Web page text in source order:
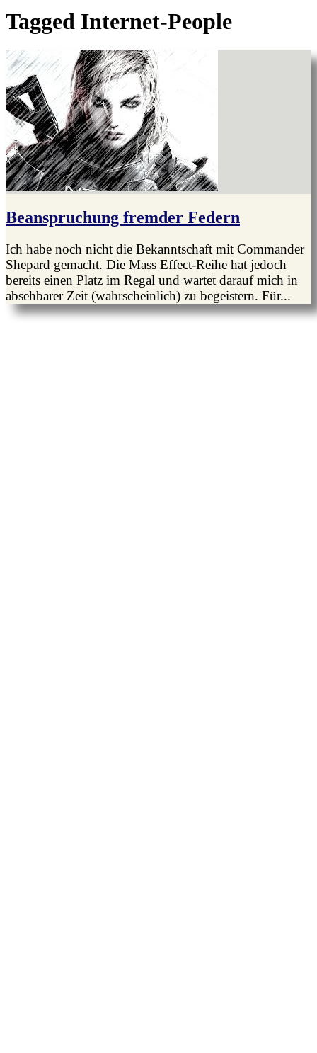
Tagged Internet-People
Beanspruchung fremder Federn
Ich habe noch nicht die Bekanntschaft mit Commander
Shepard gemacht. Die Mass Effect-Reihe hat jedoch
bereits einen Platz im Regal und wartet darauf mich in
absehbarer Zeit (wahrscheinlich) zu begeistern. Für...